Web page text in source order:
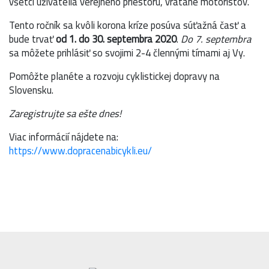
Tento ročník sa kvôli korona kríze posúva súťažná časť a
bude trvaťod 1. do 30. septembra 2020.Do 7. septembra
sa môžete prihlásiť so svojimi 2-4 člennými tímami aj Vy.
Pomôžte planéte a rozvoju cyklistickej dopravy na
Slovensku.
Zaregistrujte sa ešte dnes!
Viac informácií nájdete na:
https://www.dopracenabicykli.eu/